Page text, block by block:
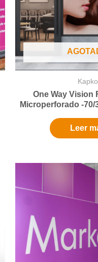
Kapko
One Way Vision
Microperforado -70/
Leer